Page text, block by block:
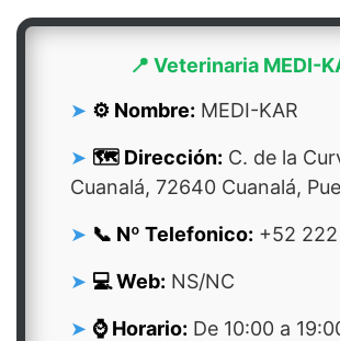
📍 Veterinaria MEDI-
⚙️ Nombre: MEDI-KAR
🗺️ Dirección: C. de la
Cuanalá, 72640 Cuanalá,
📞 Nº Telefonico: +52
💻 Web: NS/NC
⌚ Horario: De 10:00 a